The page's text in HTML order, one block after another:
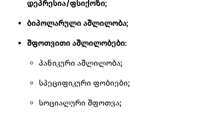
დეპრესია/ფსიქოზი;
ბიპოლარული აშლილობა;
შფოთვითი აშლილობები:
პანიკური აშლილობა;
სპეციფიკური ფობიები;
სოციალური შფოთვა;